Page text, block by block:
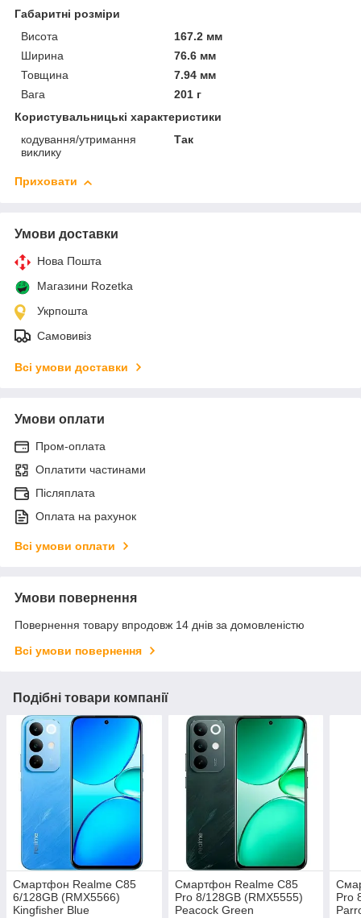
Габаритні розміри
Висота
167.2 мм
Ширина
76.6 мм
Товщина
7.94 мм
Вага
201 г
Користувальницькі характеристики
кодування/утримання
виклику
Так
Приховати
Умови доставки
Нова Пошта
Магазини Rozetka
Укрпошта
Самовивіз
Всі умови доставки
Умови оплати
Пром-оплата
Оплатити частинами
Післяплата
Оплата на рахунок
Всі умови оплати
Умови повернення
Повернення товару впродовж 14 днів за домовленістю
Всі умови повернення
Подібні товари компанії
Смартфон Realme C85
6/128GB (RMX5566)
Kingfisher Blue
Смартфон Realme C85
Pro 8/128GB (RMX5555)
Peacock Green
Pro